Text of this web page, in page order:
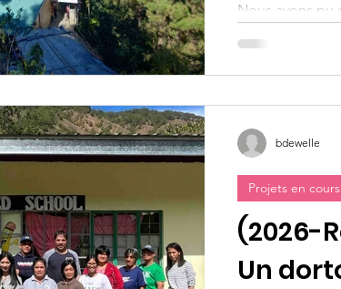
Nous avons pu
école. Aidez
(2026-
Un
Projets en cours
bdewelle